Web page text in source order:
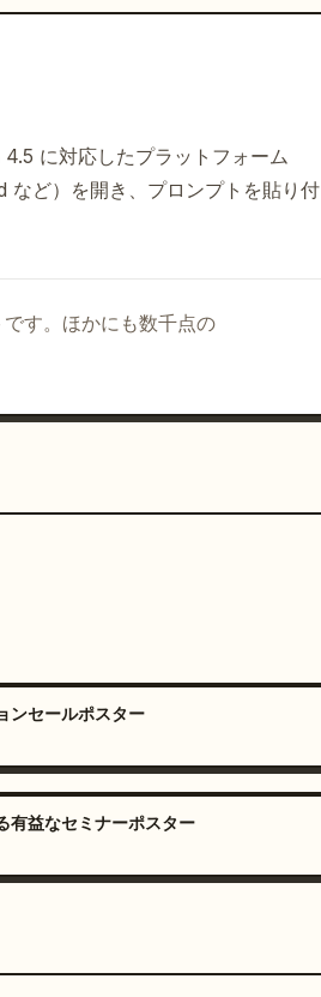
に対応したプラットフォーム
など）を開き、プロンプトを貼り付
す。ほかにも数千点の
ンセールポスター
有益なセミナーポスター